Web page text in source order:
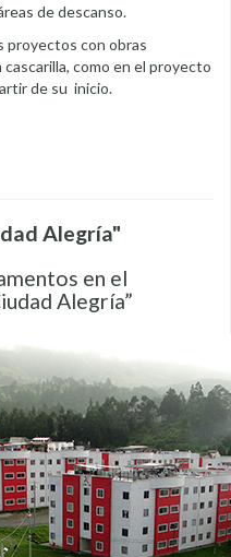
de descanso.
proyectos con obras
como en el proyecto
de su inicio.
Alegría"
en el
Alegría”